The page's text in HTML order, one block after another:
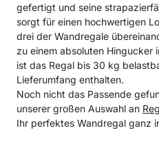
gefertigt und seine
sorgt für einen hochwertigen
drei der Wandregale
zu einem absoluten Hingucker
ist das Regal bis 30 kg
Lieferumfang enthalten.
Noch nicht das Passende
unserer großen Auswahl an
Ihr perfektes Wandregal ganz